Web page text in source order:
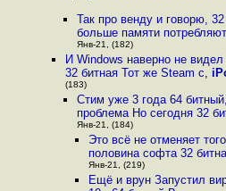
Так про венду и говорю,
больше памяти
Янв-21, (182)
И Windows наверно не
32 битная Тот же Steam с,
(183)
Стим уже 3 года 64
проблема Но сегодня 32
Янв-21, (184)
Это всё не отменяет
половина софта 32
Янв-21, (219)
Ещё и врун Запустил